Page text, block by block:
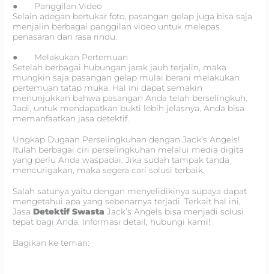
● Panggilan Video
Selain adegan bertukar foto, pasangan gelap juga bisa saja
menjalin berbagai panggilan video untuk melepas
penasaran dan rasa rindu.
● Melakukan Pertemuan
Setelah berbagai hubungan jarak jauh terjalin, maka
mungkin saja pasangan gelap mulai berani melakukan
pertemuan tatap muka. Hal ini dapat semakin
menunjukkan bahwa pasangan Anda telah berselingkuh.
Jadi, untuk mendapatkan bukti lebih jelasnya, Anda bisa
memanfaatkan jasa detektif.
Ungkap Dugaan Perselingkuhan dengan Jack’s Angels!
Itulah berbagai ciri perselingkuhan melalui media digita
yang perlu Anda waspadai. Jika sudah tampak tanda
mencurigakan, maka segera cari solusi terbaik.
Salah satunya yaitu dengan menyelidikinya supaya dapat
mengetahui apa yang sebenarnya terjadi. Terkait hal ini,
JasaDetektif Swasta Jack’s Angels bisa menjadi solusi
tepat bagi Anda. Informasi detail, hubungi kami!
Bagikan ke teman: